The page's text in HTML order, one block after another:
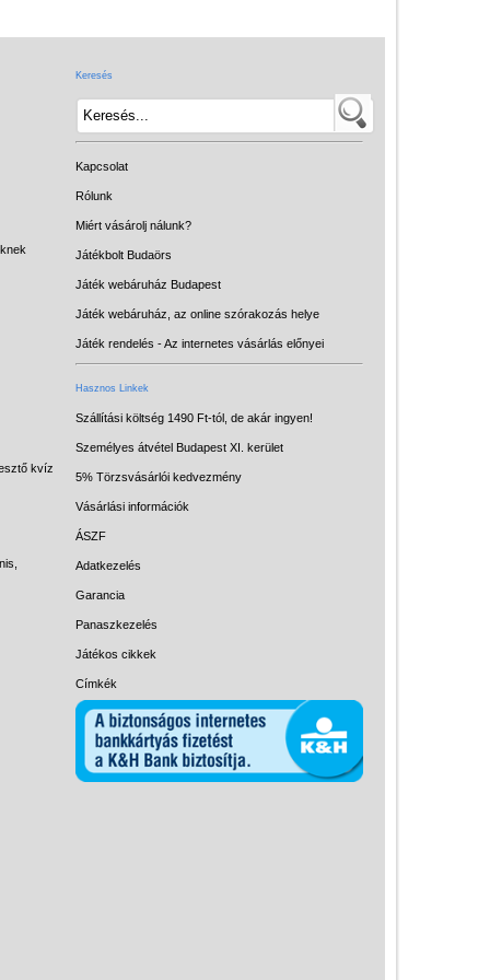
kvíz
Keresés
Kapcsolat
Rólunk
Miért vásárolj nálunk?
Játékbolt Budaörs
Játék webáruház Budapest
Játék webáruház, az online szórakozás helye
Játék rendelés - Az internetes vásárlás előnyei
Hasznos Linkek
Szállítási költség 1490 Ft-tól, de akár ingyen!
Személyes átvétel Budapest XI. kerület
5% Törzsvásárlói kedvezmény
Vásárlási információk
ÁSZF
Adatkezelés
Garancia
Panaszkezelés
Játékos cikkek
Címkék
Intelligens gyurma
Licenszes TOP
gyerekajándékok
LOGICO
LÜK
Papírszínház
Pixelhobby